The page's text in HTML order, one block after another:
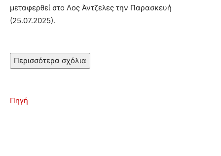
μεταφερθεί στο Λος Άντζελες την Παρασκευή
(25.07.2025).
Περισσότερα σχόλια
Πηγή